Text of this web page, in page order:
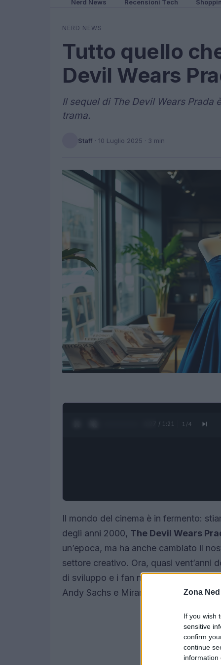
Zona Ned
If you wish
sensitive
confirm
continue
information
Nerd News Recensioni Tech
NERD NEWS
Tutto quello
Devil Wears
Il sequel di The Devil Wears Prada
trama.
Staff · 10 Luglio 2025 · 3 min
0:28 / 1:21 1 /4
Il mondo del cinema è in fermento:
degli anni 2000, The Devil Wears
un’epoca, ma ha anche cambiato il
settore creativo. Ora, quasi vent’anni
di sviluppo e i fan non vedono l’ora di
Andy Sachs e Miranda Priestly. Ti